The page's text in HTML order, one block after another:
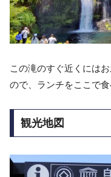
この滝のすぐ近くには
ので、ランチをここで
観光地図